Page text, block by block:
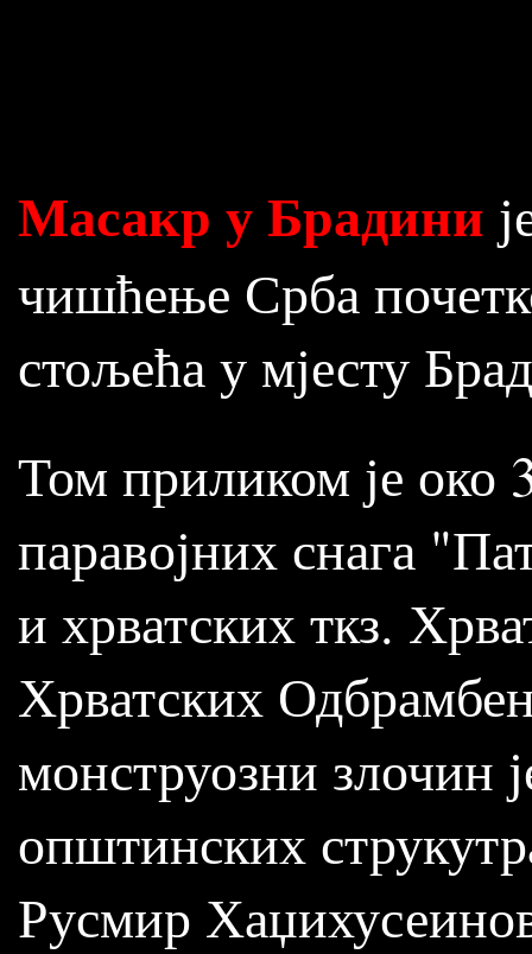
Масакр у Брадини
чишћење Срба
стољећа у мјесту
Том приликом је око
паравојних снага
и хрватских ткз.
Хрватских
монструозни злочин
општинских
Русмир